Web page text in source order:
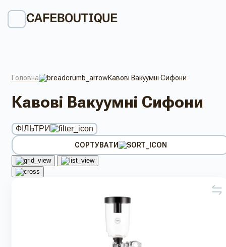
Головна Кавові Вакуумні Сифони
Кавові Вакуумні Сифони
ФІЛЬТРИ
СОРТУВАТИ